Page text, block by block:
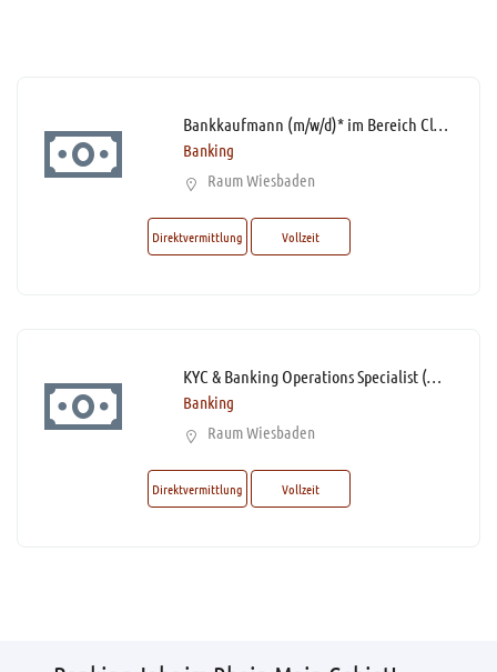
Bankkaufmann (m/w/d)* im Bereich Client Services mit Homeoffice-Option
Banking
Raum Wiesbaden
Direktvermittlung Vollzeit
KYC & Banking Operations Specialist (m/w/d)* – Firmenkundenbetreuung mit Homeoffice-Option
Banking
Raum Wiesbaden
Direktvermittlung Vollzeit